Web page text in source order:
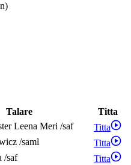
Talare
Titta
Leena Meri /saf
Titta
/saml
Titta
/saf
Titta